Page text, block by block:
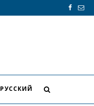
PУССКИЙ